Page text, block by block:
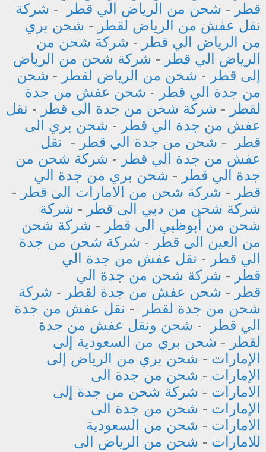
قطر - شحن من الرياض الي قطر - شركة
نقل عفش من الرياض لقطر - شحن بري
من الرياض الي قطر - شركة شحن من
الرياض الي قطر - شركة شحن من الرياض
إلى قطر - شحن من الرياض لقطر - شحن
من جدة الي قطر - شحن عفش من جدة
لقطر - شركة شحن من جدة الي قطر - نقل
عفش من جدة الي قطر - شحن بري الى
قطر
- شحن من جدة الي قطر - نقل
عفش من جدة الي قطر - شركة شحن من
جدة الي قطر - شحن بري من جدة الي
قطر - شركة شحن من الامارات الى قطر -
شركة شحن من دبي الى قطر - شركة
شحن من أبوظبي الى قطر - شركة شحن
من العين الى قطر - شركة شحن من جدة
الي قطر - نقل عفش من جدة الي
قطر - شركة شحن من جدة الي
قطر - شحن عفش من جدة لقطر - شركة
شحن من جدة لقطر
- نقل عفش من جدة
الي قطر
- شحن ونقل عفش من جدة
لقطر - شحن بري من السعودية إلى
الإمارات - شحن بري من الرياض إلى
الإمارات - شحن من جدة الى
الامارات - شركة شحن من جدة إلى
الإمارات - شحن من جدة الى
الامارات - شحن من السعودية
للامارات - شحن من الرياض الى